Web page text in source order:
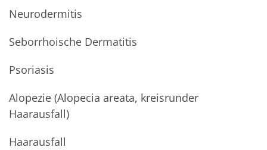
Neurodermitis
Seborrhoische Dermatitis
Psoriasis
Alopezie (Alopecia areata, kreisrunder
Haarausfall)
Haarausfall